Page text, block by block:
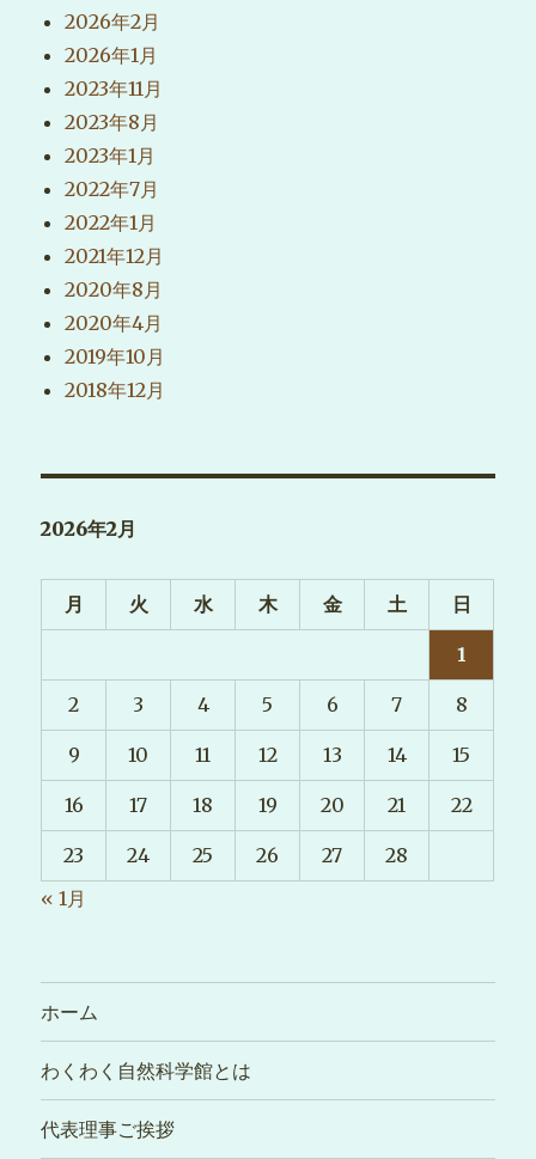
2026年2月
2026年1月
2023年11月
2023年8月
2023年1月
2022年7月
2022年1月
2021年12月
2020年8月
2020年4月
2019年10月
2018年12月
2026年2月
月 火 水 木 金 土 日
1
2 3 4 5 6 7 8
9 10 11 12 13 14 15
16 17 18 19 20 21 22
23 24 25 26 27
28
« 1月
ホーム
わくわく自然科学館とは
代表理事ご挨拶